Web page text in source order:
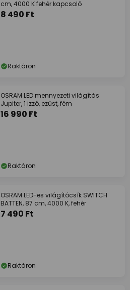
cm, 4000 K fehér kapcsoló
8 490 Ft
Raktáron
OSRAM LED mennyezeti világítás
Jupiter, 1 izzó, ezüst, fém
16 990 Ft
Raktáron
OSRAM LED-es világítócsík SWITCH
BATTEN, 87 cm, 4000 K, fehér
7 490 Ft
Raktáron